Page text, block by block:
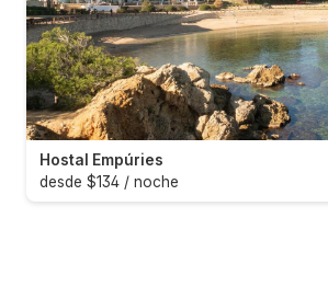
Hostal Empúries
desde $134 / noche